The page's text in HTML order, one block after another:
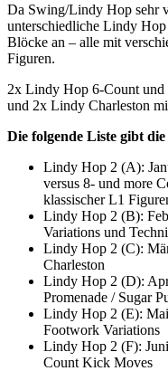
Da Swing/Lindy Hop sehr
unterschiedliche Lindy
Blöcke an – alle mit
Figuren.
2x Lindy Hop 6-Count
und 2x Lindy Charleston
Die folgende Liste gibt
Lindy Hop 2 (A):
versus 8- und more
klassischer L1
Lindy Hop 2 (B):
Variations und
Lindy Hop 2 (C):
Charleston
Lindy Hop 2 (D):
Promenade / Sugar
Lindy Hop 2 (E):
Footwork Variations
Lindy Hop 2 (F):
Count Kick Moves